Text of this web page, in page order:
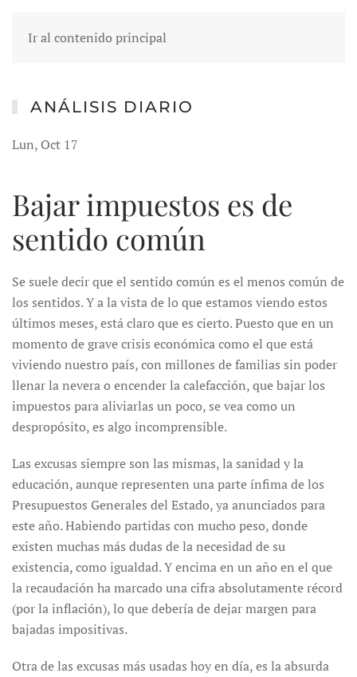
Ir al contenido principal
ANÁLISIS DIARIO
Lun, Oct 17
Bajar impuestos es de
sentido común
Se suele decir que el sentido común es el menos común de
los sentidos. Y a la vista de lo que estamos viendo estos
últimos meses, está claro que es cierto. Puesto que en un
momento de grave crisis económica como el que está
viviendo nuestro país, con millones de familias sin poder
llenar la nevera o encender la calefacción, que bajar los
impuestos para aliviarlas un poco, se vea como un
despropósito, es algo incomprensible.
Las excusas siempre son las mismas, la sanidad y la
educación, aunque representen una parte ínfima de los
Presupuestos Generales del Estado, ya anunciados para
este año. Habiendo partidas con mucho peso, donde
existen muchas más dudas de la necesidad de su
existencia, como igualdad. Y encima en un año en el que
la recaudación ha marcado una cifra absolutamente récord
(por la inflación), lo que debería de dejar margen para
bajadas impositivas.
Otra de las excusas más usadas hoy en día, es la absurda